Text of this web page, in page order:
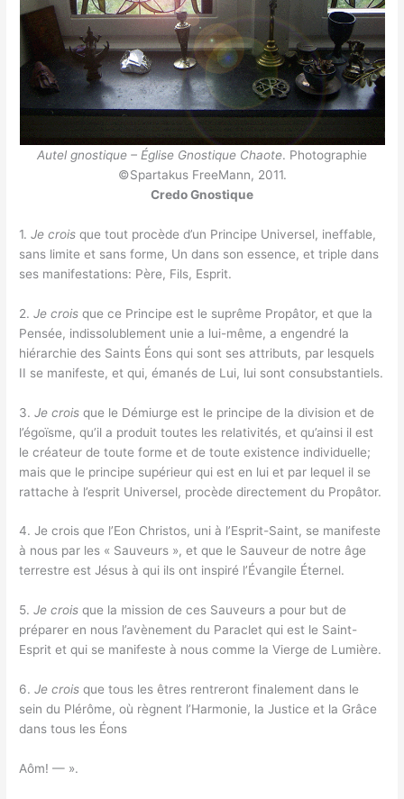
Autel gnostique – Église Gnostique Chaote. Photographie
©Spartakus FreeMann, 2011.
Credo Gnostique
1.Je croisque tout procède d’un Principe Universel, ineffable,
sans limite et sans forme, Un dans son essence, et triple dans
ses manifestations: Père, Fils, Esprit.
2.Je crois que ce Principe est le suprême Propâtor, et que la
Pensée, indissolublement unie a lui-même, a engendré la
hiérarchie des Saints Éons qui sont ses attributs, par lesquels
II se manifeste, et qui, émanés de Lui, lui sont consubstantiels.
3.Je croisque le Démiurge est le principe de la division et de
l’égoïsme, qu’il a produit toutes les relativités, et qu’ainsi il est
le créateur de toute forme et de toute existence individuelle;
mais que le principe supérieur qui est en lui et par lequel il se
rattache à l’esprit Universel, procède directement du Propâtor.
4. Je crois que l’Eon Christos, uni à l’Esprit-Saint, se manifeste
à nous par les « Sauveurs », et que le Sauveur de notre âge
terrestre est Jésus à qui ils ont inspiré l’Évangile Éternel.
5.Je croisque la mission de ces Sauveurs a pour but de
préparer en nous l’avènement du Paraclet qui est le Saint-
Esprit et qui se manifeste à nous comme la Vierge de Lumière.
6.Je crois que tous les êtres rentreront finalement dans le
sein du Plérôme, où règnent l’Harmonie, la Justice et la Grâce
dans tous les Éons
Aôm! — ».